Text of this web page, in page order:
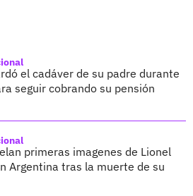
el cadáver de su padre durante
seguir cobrando su pensión
primeras imagenes de Lionel
Argentina tras la muerte de su